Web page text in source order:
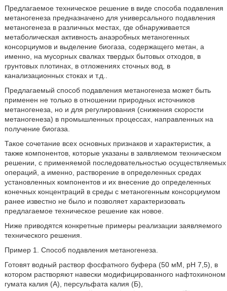
Предлагаемое техническое решение в виде способа подавления
метаногенеза предназначено для универсального подавления
метаногенеза в различных местах, где обнаруживается
метаболическая активность анаэробных метаногенных
консорциумов и выделение биогаза, содержащего метан, а
именно, на мусорных свалках твердых бытовых отходов, в
грунтовых плотинах, в отложениях сточных вод, в
канализационных стоках и т.д..
Предлагаемый способ подавления метаногенеза может быть
применен не только в отношении природных источников
метаногенеза, но и для регулирования (снижения скорости
метаногенеза) в промышленных процессах, направленных на
получение биогаза.
Такое сочетание всех основных признаков и характеристик, а
также компонентов, которые указаны в заявляемом техническом
решении, с применяемой последовательностью осуществляемых
операций, а именно, растворение в определенных средах
установленных компонентов и их внесение до определенных
конечных концентраций в среды с метаногенным консорциумом
ранее известно не было и позволяет характеризовать
предлагаемое техническое решение как новое.
Ниже приводятся конкретные примеры реализации заявляемого
технического решения.
Пример 1. Способ подавления метаногенеза.
Готовят водный раствор фосфатного буфера (50 мМ, рН 7,5), в
котором растворяют навески модифицированного нафтохиноном
гумата калия (А), персульфата калия (Б),